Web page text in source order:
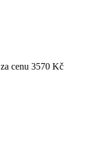
za cenu 3570 Kč